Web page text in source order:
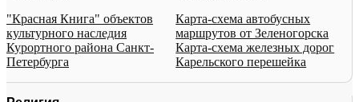
"Красная Книга" объектов
культурного наследия
Курортного района Санкт-
Петербурга
Карта-схема автобусных
маршрутов от Зеленогорска
Карта-схема железных дорог
Карельского перешейка